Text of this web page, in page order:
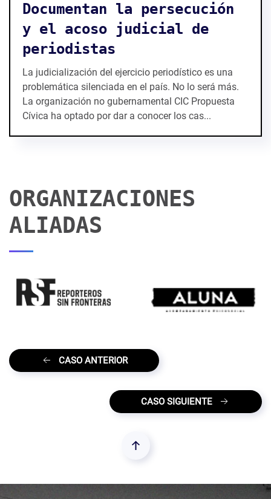
Documentan la persecución
y el acoso judicial de
periodistas
La judicialización del ejercicio periodístico es una
problemática silenciada en el país. No lo será más.
La organización no gubernamental CIC Propuesta
Cívica ha optado por dar a conocer los cas...
ORGANIZACIONES
ALIADAS
CASO ANTERIOR
CASO SIGUIENTE